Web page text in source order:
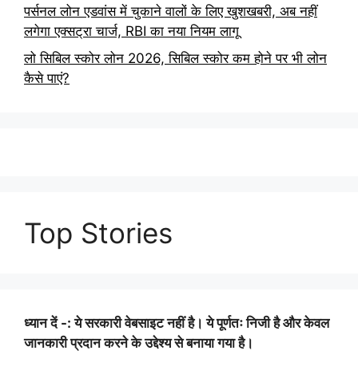
पर्सनल लोन एडवांस में चुकाने वालों के लिए खुशखबरी, अब नहीं
लगेगा एक्सट्रा चार्ज, RBI का नया नियम लागू
लो सिबिल स्कोर लोन 2026, सिबिल स्कोर कम होने पर भी लोन
कैसे पाएं?
Top Stories
ध्यान दें -: ये सरकारी वेबसाइट नहीं है। ये पूर्णतः निजी है और केवल
जानकारी प्रदान करने के उद्देश्य से बनाया गया है।